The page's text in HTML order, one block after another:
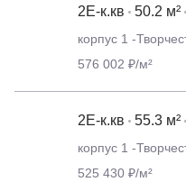
2Е-к.кв 50.2 м²
корпус 1 -
576 002 ₽/м²
2Е-к.кв 55.3 м²
корпус 1 -
525 430 ₽/м²